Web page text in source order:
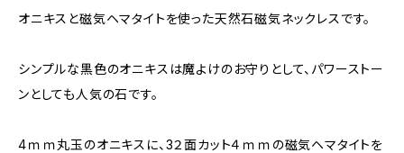
オニキスと磁気ヘマタイトを使った天然石磁気ネックレスです。
シンプルな黒色のオニキスは魔よけのお守りとして、パワーストー
ンとしても人気の石です。
4ｍｍ丸玉のオニキスに、3２面カット４ｍｍの磁気ヘマタイトを